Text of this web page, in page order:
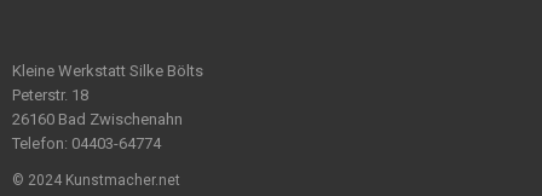
Kleine Werkstatt Silke Bölts
Peterstr. 18
26160 Bad Zwischenahn
Telefon: 04403-64774
© 2024 Kunstmacher.net